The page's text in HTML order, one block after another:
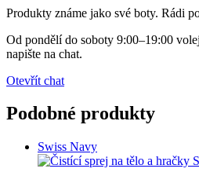
Produkty známe jako své boty. Rádi
Od pondělí do soboty 9:00–19:00
napište na chat.
Otevřít chat
Podobné produkty
Swiss Navy